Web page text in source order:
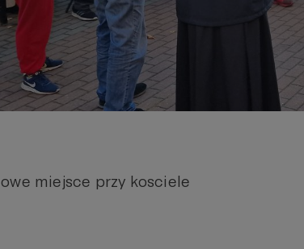
miejsce przy kosciele